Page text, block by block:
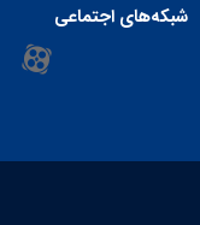
شبکه‌های اجتماعی
M
-
o